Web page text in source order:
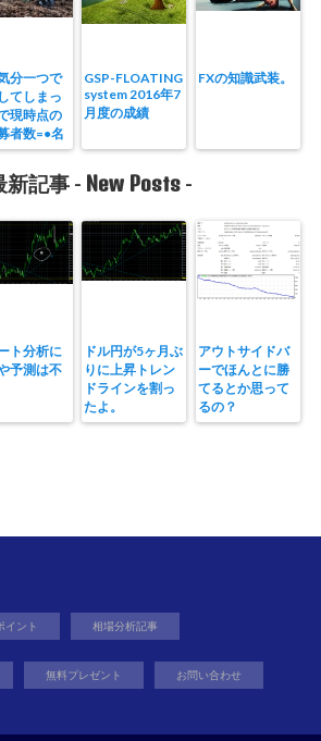
分一つで
てしまっ
現時点の
者数=●名
GSP-FLOATING
system 2016年7
月度の成績
FXの知識武装。
新記事 - New Posts -
ト分析に
予測は不
ドル円が5ヶ月ぶ
りに上昇トレン
ドラインを割っ
たよ。
アウトサイドバ
ーでほんとに勝
てるとか思って
るの？
イント 相場分析記事
無料プレゼント お問い合わせ